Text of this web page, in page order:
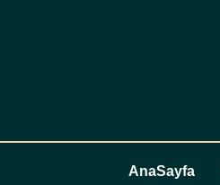
AnaSayfa